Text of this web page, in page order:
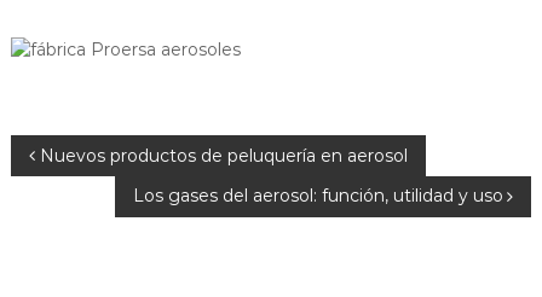
a
Nuevos productos de peluquería en aerosol
Los gases del aerosol: función, utilidad y uso